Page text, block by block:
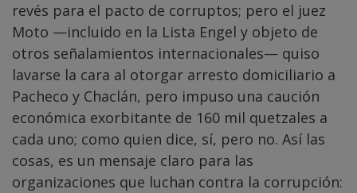
revés para el pacto de corruptos; pero el juez
Moto —incluido en la Lista Engel y objeto de
otros señalamientos internacionales— quiso
lavarse la cara al otorgar arresto domiciliario a
Pacheco y Chaclán, pero impuso una caución
económica exorbitante de 160 mil quetzales a
cada uno; como quien dice, sí, pero no. Así las
cosas, es un mensaje claro para las
organizaciones que luchan contra la corrupción: